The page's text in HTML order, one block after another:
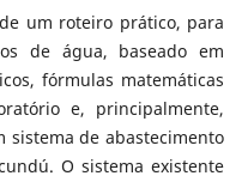
um roteiro prático, para
de água, baseado em
fórmulas matemáticas
e, principalmente,
sistema de abastecimento
O sistema existente